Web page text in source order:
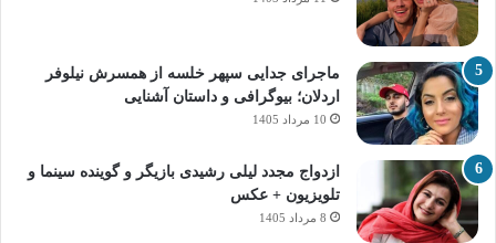
ماجرای جدایی سپهر خلسه از همسرش نیلوفر
اردلان؛ بیوگرافی و داستان آشنایی
10 مرداد 1405
ازدواج مجدد لیلی رشیدی بازیگر و گوینده سینما و
تلویزیون + عکس
8 مرداد 1405